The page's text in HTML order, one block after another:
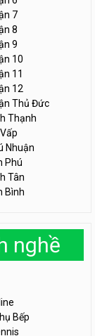
7
8
9
10
11
12
Thủ Đức
Thạnh
Nhuận
Phú
Tân
Bình
nghề
Bếp